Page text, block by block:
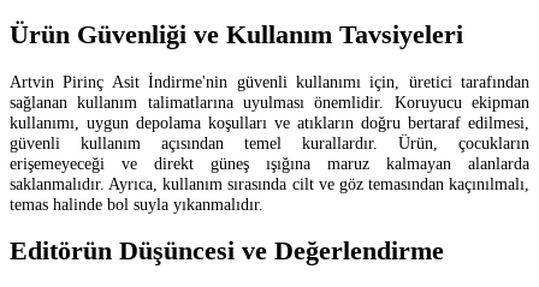
Ürün Güvenliği ve Kullanım Tavsiyeleri
Artvin Pirinç Asit İndirme'nin güvenli kullanımı için, üretici tarafından
sağlanan kullanım talimatlarına uyulması önemlidir. Koruyucu ekipman
kullanımı, uygun depolama koşulları ve atıkların doğru bertaraf edilmesi,
güvenli kullanım açısından temel kurallardır. Ürün, çocukların
erişemeyeceği ve direkt güneş ışığına maruz kalmayan alanlarda
saklanmalıdır. Ayrıca, kullanım sırasında cilt ve göz temasından kaçınılmalı,
temas halinde bol suyla yıkanmalıdır.
Editörün Düşüncesi ve Değerlendirme